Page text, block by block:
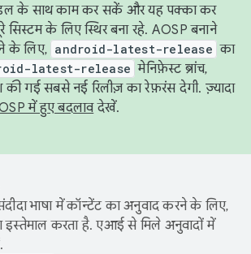
के साथ काम कर सकें और यह पक्का कर
सिस्टम के लिए स्थिर बना रहे. AOSP बनाने
के लिए, android-latest-release का
latest-release मेनिफ़ेस्ट ब्रांच,
की गई सबसे नई रिलीज़ का रेफ़रंस देगी. ज़्यादा
में हुए बदलावदेखें.
भाषा में कॉन्टेंट का अनुवाद करने के लिए,
करता है. एआई से मिले अनुवादों में